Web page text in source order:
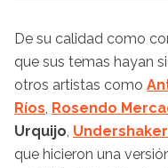
De su calidad como
que sus temas hayan
otros artistas como
Ríos, Rosendo
Urquijo,
que hicieron una